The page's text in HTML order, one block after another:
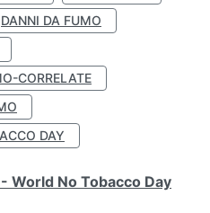
DANNI DA FUMO
CORRELATE
DAY
World No Tobacco Day